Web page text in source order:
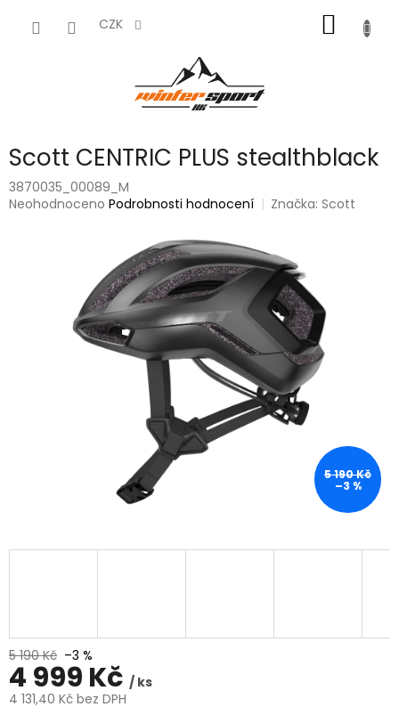
CZK
KOŠÍK
Scott CENTRIC PLUS stealthblack
3870035_00089_M
Průměrné
Neohodnoceno Podrobnosti hodnocení Značka:Scott
5 190 Kč
–3 %
5 190 Kč –3 %
4 999 Kč / ks
4 131,40 Kč bez DPH